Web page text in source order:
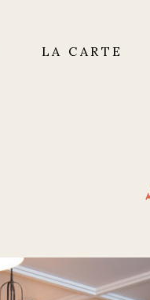
LA CARTE